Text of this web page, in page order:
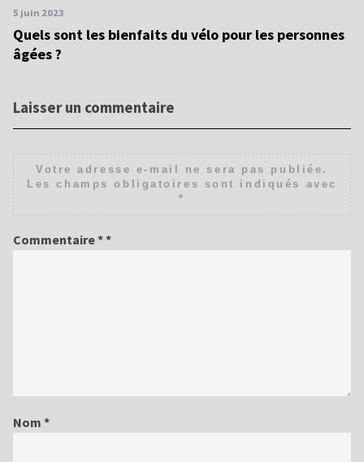
5 juin 2023
Quels sont les bienfaits du vélo pour les personnes
âgées ?
Laisser un commentaire
Votre adresse e-mail ne sera pas publiée.
Les champs obligatoires sont indiqués avec
*
Commentaire*
Nom *